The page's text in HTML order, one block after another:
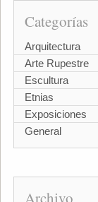
Categorías
Arquitectura
Arte Rupestre
Escultura
Etnias
Exposiciones
General
Archivo